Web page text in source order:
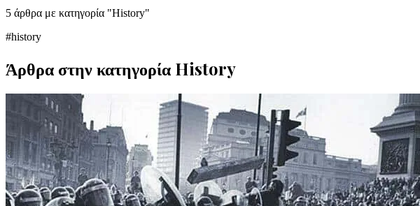
5 άρθρα με κατηγορία "History"
#history
Άρθρα στην κατηγορία History